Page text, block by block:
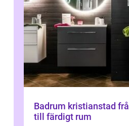
Badrum kristianstad från första skiss
till färdigt rum